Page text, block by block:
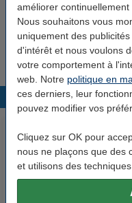
améliorer continuellement
Nous souhaitons vous
uniquement des
d'intérêt et nous voulons
votre comportement à
web. Notre politique en
ces derniers, leur
pouvez modifier vos
Cliquez sur OK pour
nous ne plaçons que des
et utilisons des
HY@PRO
60 grammes) -
1,50 €